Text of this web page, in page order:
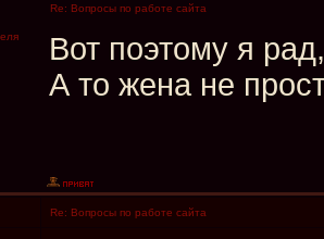
Re: Вопросы по работе сайта
Вот поэтому я
А то жена не
Re: Вопросы по работе сайта